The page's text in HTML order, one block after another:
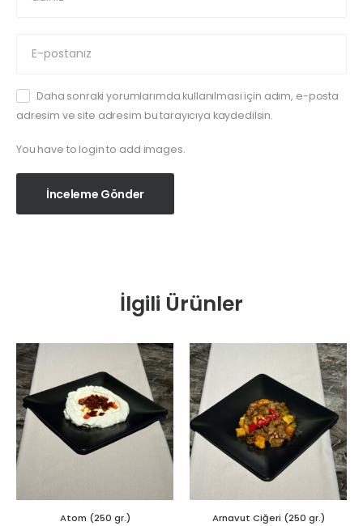
Daha sonraki yorumlarımda kullanılması için adım, e-posta
adresim ve site adresim bu tarayıcıya kaydedilsin.
You have to login to add images.
İnceleme Gönder
İlgili Ürünler
Atom (250 gr.) Arnavut Ciğeri (250 gr.)